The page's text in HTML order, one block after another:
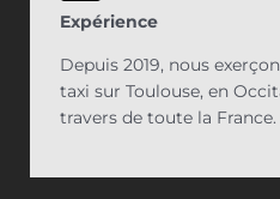
Expérience
Depuis 2019, nous
taxi sur Toulouse, en
travers de toute la France.